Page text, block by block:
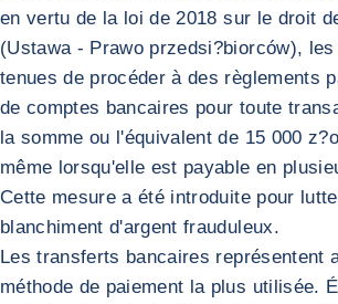
en vertu de la loi de 2018 sur le droit
(Ustawa - Prawo przedsi?biorców),
tenues de procéder à des règlements
de comptes bancaires pour toute
la somme ou l'équivalent de 15 000
même lorsqu'elle est payable en
Cette mesure a été introduite pour
blanchiment d'argent frauduleux.
Les transferts bancaires représentent
méthode de paiement la plus utilisée.